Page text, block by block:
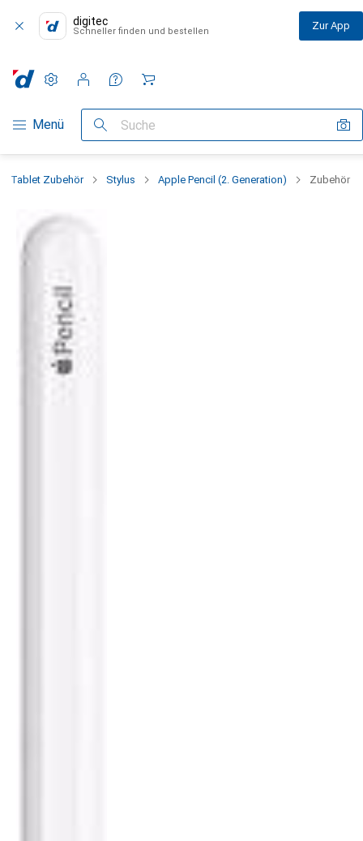
digitec
Schneller finden und bestellen Zur App
Navigation nach Kategorien
Menü Suche
Einstellungen
Kundenkonto
Vergleichslisten
Merklisten
Warenkorb
Tablet Zubehör Stylus Apple Pencil (2. Generation) Zubehör